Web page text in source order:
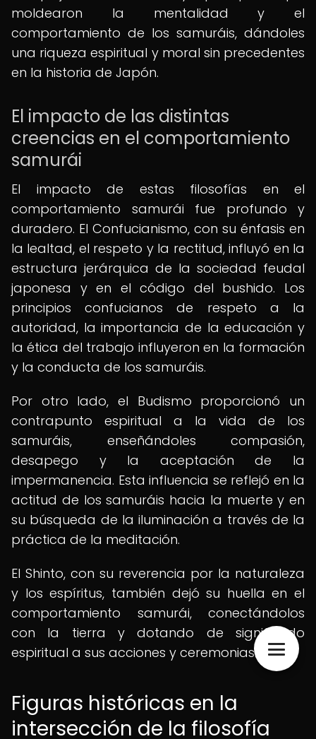
moldearon la mentalidad y el
comportamiento de los samuráis, dándoles
una riqueza espiritual y moral sin precedentes
en la historia de Japón.
El impacto de las distintas
creencias en el comportamiento
samurái
El impacto de estas filosofías en el
comportamiento samurái fue profundo y
duradero. El Confucianismo, con su énfasis en
la lealtad, el respeto y la rectitud, influyó en la
estructura jerárquica de la sociedad feudal
japonesa y en el código del bushido. Los
principios confucianos de respeto a la
autoridad, la importancia de la educación y
la ética del trabajo influyeron en la formación
y la conducta de los samuráis.
Por otro lado, el Budismo proporcionó un
contrapunto espiritual a la vida de los
samuráis, enseñándoles compasión,
desapego y la aceptación de la
impermanencia. Esta influencia se reflejó en la
actitud de los samuráis hacia la muerte y en
su búsqueda de la iluminación a través de la
práctica de la meditación.
El Shinto, con su reverencia por la naturaleza
y los espíritus, también dejó su huella en el
comportamiento samurái, conectándolos
con la tierra y dotando de significado
espiritual a sus acciones y ceremonias.
Figuras históricas en la
intersección de la filosofía